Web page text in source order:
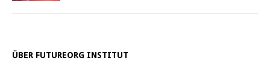
ÜBER FUTUREORG INSTITUT